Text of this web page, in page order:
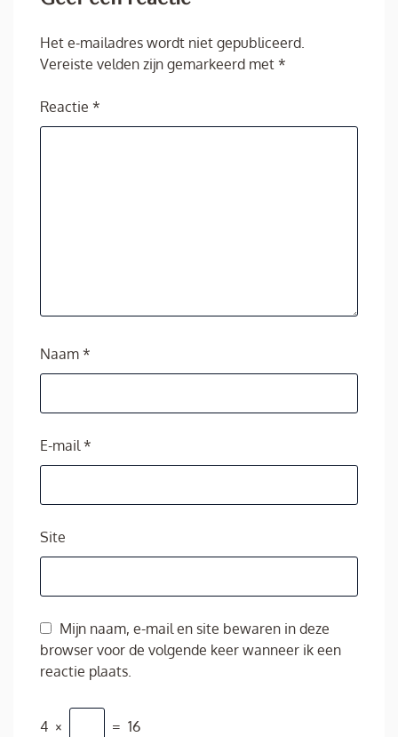
Het e-mailadres wordt niet gepubliceerd.
Vereiste velden zijn gemarkeerd met *
Reactie *
Naam *
E-mail*
Site
Mijn naam, e-mail en site bewaren in deze
browser voor de volgende keer wanneer ik een
reactie plaats.
4 × = 16